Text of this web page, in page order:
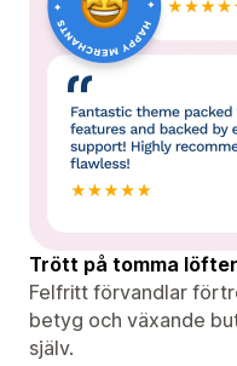
Trött på tomma
Felfritt förvandlar
betyg och växande
själv.